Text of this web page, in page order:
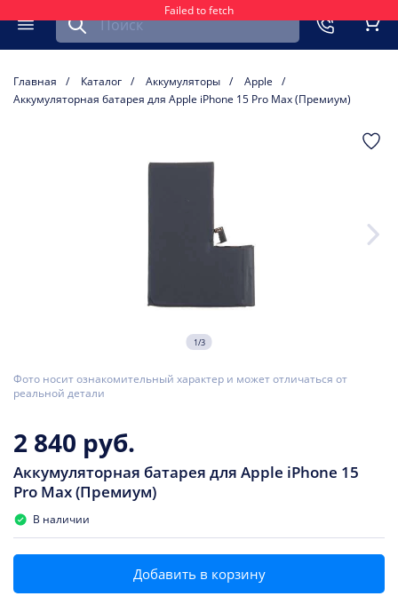
Failed to fetch
Меню
Найти запчасть для мобильного устройства
Главная Каталог Аккумуляторы
Apple
Аккумуляторная батарея для Apple iPhone 15 Pro Max (Премиум)
1/3
Фото носит ознакомительный характер и может отличаться от
реальной детали
2 840 руб.
Аккумуляторная батарея для Apple iPhone 15
Pro Max (Премиум)
В наличии
Добавить в корзину